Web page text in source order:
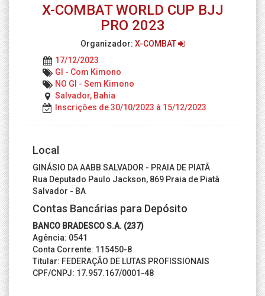
X-COMBAT WORLD CUP BJJ
PRO 2023
Organizador: X-COMBAT
17/12/2023
GI - Com Kimono
NO GI - Sem Kimono
Salvador, Bahia
Inscrições de 30/10/2023 à 15/12/2023
Local
GINÁSIO DA AABB SALVADOR - PRAIA DE PIATÃ
Rua Deputado Paulo Jackson, 869 Praia de Piatã
Salvador - BA
Contas Bancárias para Depósito
BANCO BRADESCO S.A. (237)
Agência: 0541
Conta Corrente: 115450-8
Titular: FEDERAÇÃO DE LUTAS PROFISSIONAIS
CPF/CNPJ: 17.957.167/0001-48